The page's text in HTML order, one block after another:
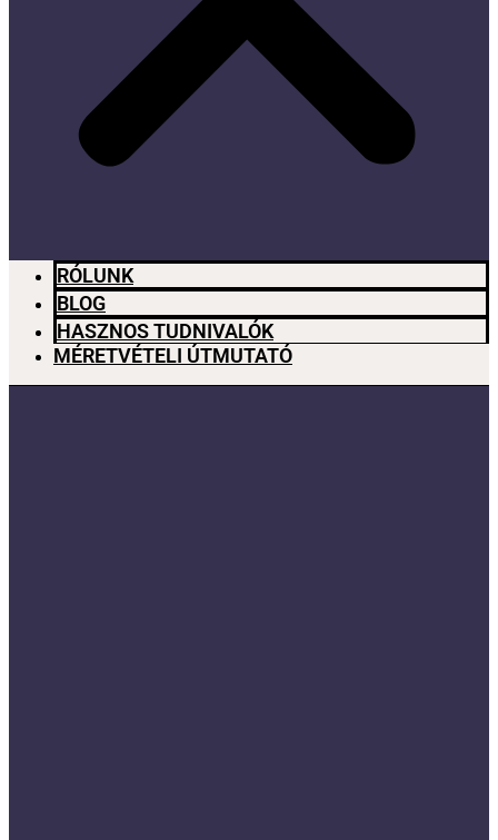
RÓLUNK
BLOG
HASZNOS TUDNIVALÓK
MÉRETVÉTELI ÚTMUTATÓ